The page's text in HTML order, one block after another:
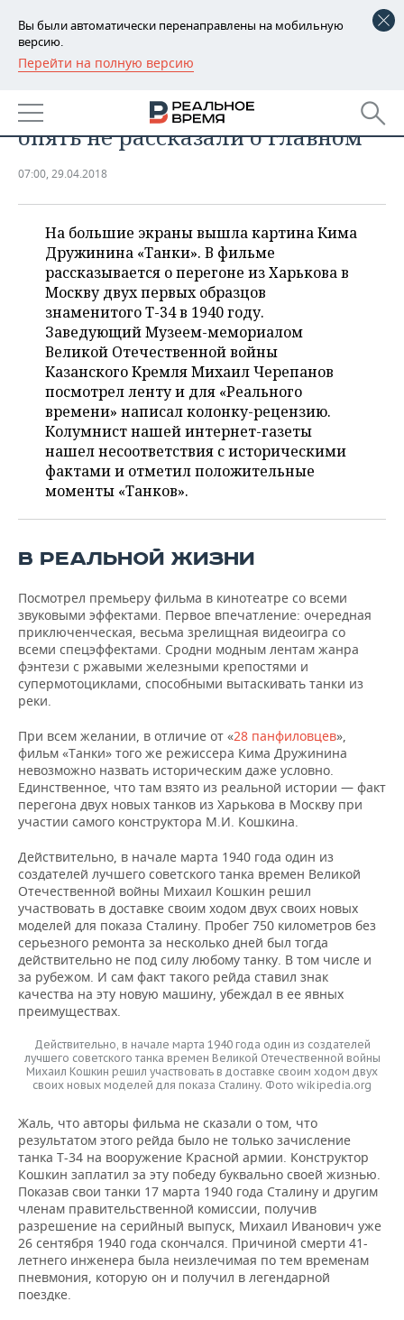
Вы были автоматически перенаправлены на мобильную
версию.
Перейти на полную версию
РЕГИОНЫ
БАШКОРТОСТАН
ТАТАРСТАН
НОВОСТИ
АНАЛИТИКА
ДЕКЛАРАЦИИ О ДОХОДАХ
КОРОЛИ ГОСЗАКАЗА ПФО
ВУЗЫ ТАТАРСТАНА
КОМУ ПРИНАДЛЕЖАТ
ТОРГОВЫЕ ЦЕНТРЫ
ТАТАРСТАНА
НОВОСТИ ЭКОНОМИКИ
ФИНАНСЫ
БАНКИ
БЮДЖЕТ
ИНВЕСТИЦИИ
ПРОМЫШЛЕННОСТЬ
НОВОСТИ
ПРОМЫШЛЕННОСТИ
АГРОПРОМ
МАШИНОСТРОЕНИЕ
НЕФТЕХИМИЯ
НЕФТЬ
ОПК
НЕДВИЖИМОСТЬ
НОВОСТИ НЕДВИЖИМОСТИ
АВТО
НОВОСТИ АВТО
БИЗНЕС
НОВОСТИ БИЗНЕСА
РОЗНИЧНАЯ ТОРГОВЛЯ
ТРАНСПОРТ
УСЛУГИ
ТЕХНОЛОГИИ
НОВОСТИ ТЕХНОЛОГИЙ
МЕДИА
ТЕЛЕКОММУНИКАЦИИ
МЕРОПРИЯТИЯ
НОВОСТИ МЕРОПРИЯТИЙ
ВЫЕЗДНАЯ РЕДАКЦИЯ
БИЗНЕС-БРАНЧИ
ONLINE-КОНФЕРЕНЦИИ
ОТКРЫТАЯ ЛЕКЦИЯ
СПОРТ
НОВОСТИ СПОРТА
ФУТБОЛ
ХОККЕЙ
БАСКЕТБОЛ
ВОЛЕЙБОЛ
КИБЕРСПОРТ
ФИГУРНОЕ КАТАНИЕ
ВОДНЫЕ ВИДЫ СПОРТА
ХОККЕЙ С МЯЧОМ
ОБЩЕСТВО
НОВОСТИ ОБЩЕСТВА
ВЛАСТЬ
ИНФРАСТРУКТУРА
ИСТОРИЯ
КУЛЬТУРА
МЕДИЦИНА
ОБРАЗОВАНИЕ
ПРОИСШЕСТВИЯ
ФОТОГАЛЕРЕЯ
СЮЖЕТЫ
СПРАВОЧНИК
СПИСОК ПЕРСОН
СПИСОК КОМПАНИЙ
ПОЛНАЯ ВЕРСИЯ
Рецензия на фильм «Танки»:
опять не рассказали о главном
07:00, 29.04.2018
На большие экраны вышла картина Кима
Дружинина «Танки». В фильме
рассказывается о перегоне из Харькова в
Москву двух первых образцов
знаменитого Т-34 в 1940 году.
Заведующий Музеем-мемориалом
Великой Отечественной войны
Казанского Кремля Михаил Черепанов
посмотрел ленту и для «Реального
времени» написал колонку-рецензию.
Колумнист нашей интернет-газеты
нашел несоответствия с историческими
фактами и отметил положительные
моменты «Танков».
В РЕАЛЬНОЙ ЖИЗНИ
Посмотрел премьеру фильма в кинотеатре со всеми
звуковыми эффектами. Первое впечатление: очередная
приключенческая, весьма зрелищная видеоигра со
всеми спецэффектами. Сродни модным лентам жанра
фэнтези с ржавыми железными крепостями и
супермотоциклами, способными вытаскивать танки из
реки.
При всем желании, в отличие от «28 панфиловцев»,
фильм «Танки» того же режиссера Кима Дружинина
невозможно назвать историческим даже условно.
Единственное, что там взято из реальной истории — факт
перегона двух новых танков из Харькова в Москву при
участии самого конструктора М.И. Кошкина.
Действительно, в начале марта 1940 года один из
создателей лучшего советского танка времен Великой
Отечественной войны Михаил Кошкин решил
участвовать в доставке своим ходом двух своих новых
моделей для показа Сталину. Пробег 750 километров без
серьезного ремонта за несколько дней был тогда
действительно не под силу любому танку. В том числе и
за рубежом. И сам факт такого рейда ставил знак
качества на эту новую машину, убеждал в ее явных
преимуществах.
Действительно, в начале марта 1940 года один из создателей
лучшего советского танка времен Великой Отечественной войны
Михаил Кошкин решил участвовать в доставке своим ходом двух
своих новых моделей для показа Сталину. Фото wikipedia.org
Жаль, что авторы фильма не сказали о том, что
результатом этого рейда было не только зачисление
танка Т-34 на вооружение Красной армии. Конструктор
Кошкин заплатил за эту победу буквально своей жизнью.
Показав свои танки 17 марта 1940 года Сталину и другим
членам правительственной комиссии, получив
разрешение на серийный выпуск, Михаил Иванович уже
26 сентября 1940 года скончался. Причиной смерти 41-
летнего инженера была неизлечимая по тем временам
пневмония, которую он и получил в легендарной
поездке.